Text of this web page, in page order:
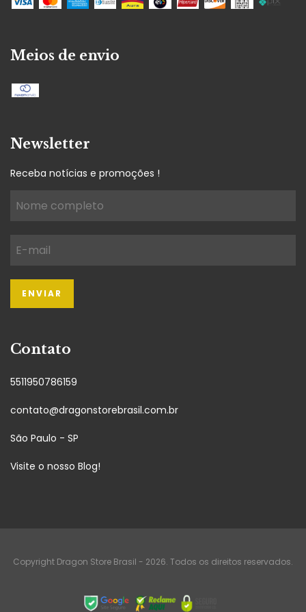
Meios de envio
Newsletter
Receba notícias e promoções !
Contato
5511950786159
contato@dragonstorebrasil.com.br
São Paulo - SP
Visite o nosso Blog!
Copyright Dragon Store Brasil - 2026. Todos os direitos reservados.